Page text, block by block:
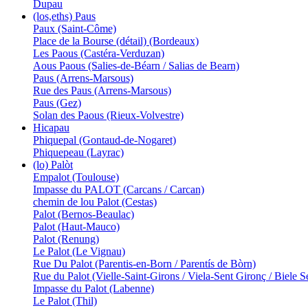
Dupau
(los,eths) Paus
Paux (Saint-Côme)
Place de la Bourse (détail) (Bordeaux)
Les Paous (Castéra-Verduzan)
Aous Paous (Salies-de-Béarn / Salias de Bearn)
Paus (Arrens-Marsous)
Rue des Paus (Arrens-Marsous)
Paus (Gez)
Solan des Paous (Rieux-Volvestre)
Hicapau
Phiquepal (Gontaud-de-Nogaret)
Phiquepeau (Layrac)
(lo) Palòt
Empalot (Toulouse)
Impasse du PALOT (Carcans / Carcan)
chemin de lou Palot (Cestas)
Palot (Bernos-Beaulac)
Palot (Haut-Mauco)
Palot (Renung)
Le Palot (Le Vignau)
Rue Du Palot (Parentis-en-Born / Parentís de Bòrn)
Rue du Palot (Vielle-Saint-Girons / Viela-Sent Gironç / Biele
Impasse du Palot (Labenne)
Le Palot (Thil)